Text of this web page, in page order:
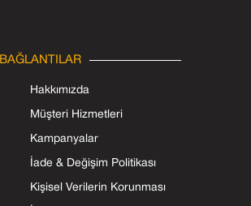
BAĞLANTILAR
Hakkımızda
Müşteri Hizmetleri
Kampanyalar
İade & Değişim Politikası
Kişisel Verilerin Korunması